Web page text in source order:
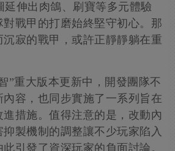
延伸出肉鴿、刷寶等多元體驗
戰甲的打磨始終堅守初心。那
寂的戰甲，或許正靜靜躺在重
”重大版本更新中，開發團隊不
容，也同步實施了一系列旨在
措施。值得注意的是，改動內
製機制的調整讓不少玩家陷入
引發了資深玩家的負面討論。